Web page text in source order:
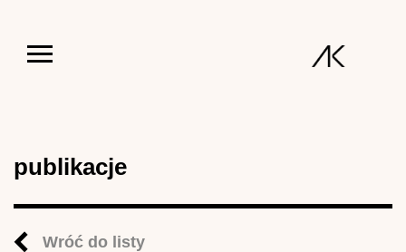
publikacje
Wróć do listy